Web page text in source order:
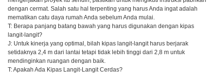
dengan cermat. Salah satu hal terpenting yang harus Anda ingat adalah
mematikan catu daya rumah Anda sebelum Anda mulai.
T: Berapa panjang batang bawah yang harus digunakan dengan kipas
langit-langit?
J: Untuk kinerja yang optimal, bilah kipas langit-langit harus berjarak
setidaknya 2,4 m dari lantai tetapi tidak lebih tinggi dari 2,8 m untuk
mendinginkan ruangan dengan baik.
T: Apakah Ada Kipas Langit-Langit Cerdas?